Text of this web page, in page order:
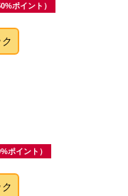
ポイント）
ポイント）